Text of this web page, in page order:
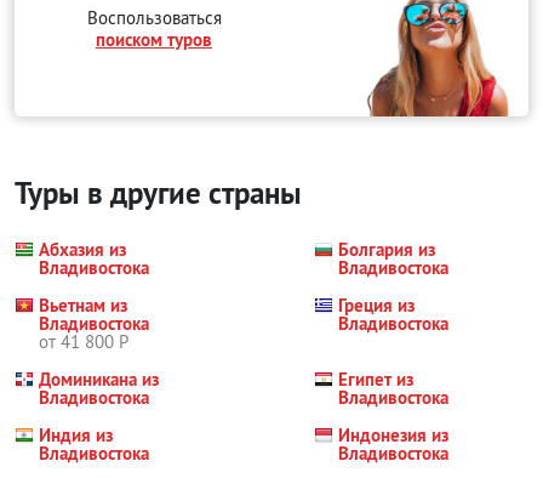
Воспользоваться
поиском туров
Туры в другие страны
Абхазия из
Владивостока
Болгария из
Владивостока
Вьетнам из
Владивостока
от 41 800 Р
Греция из
Владивостока
Доминикана из
Владивостока
Египет из
Владивостока
Индия из
Владивостока
Индонезия из
Владивостока